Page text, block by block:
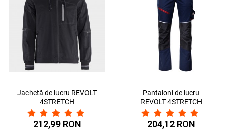
Jachetă de lucru REVOLT
4STRETCH
NEGRU/NEGRU/GRI
212,99 RON
Pantaloni de lucru
REVOLT 4STRETCH
ALBASTRU
MARIN/NEGRU
204,12 RON